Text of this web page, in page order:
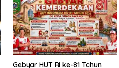
Gebyar HUT RI ke-81 Tahun